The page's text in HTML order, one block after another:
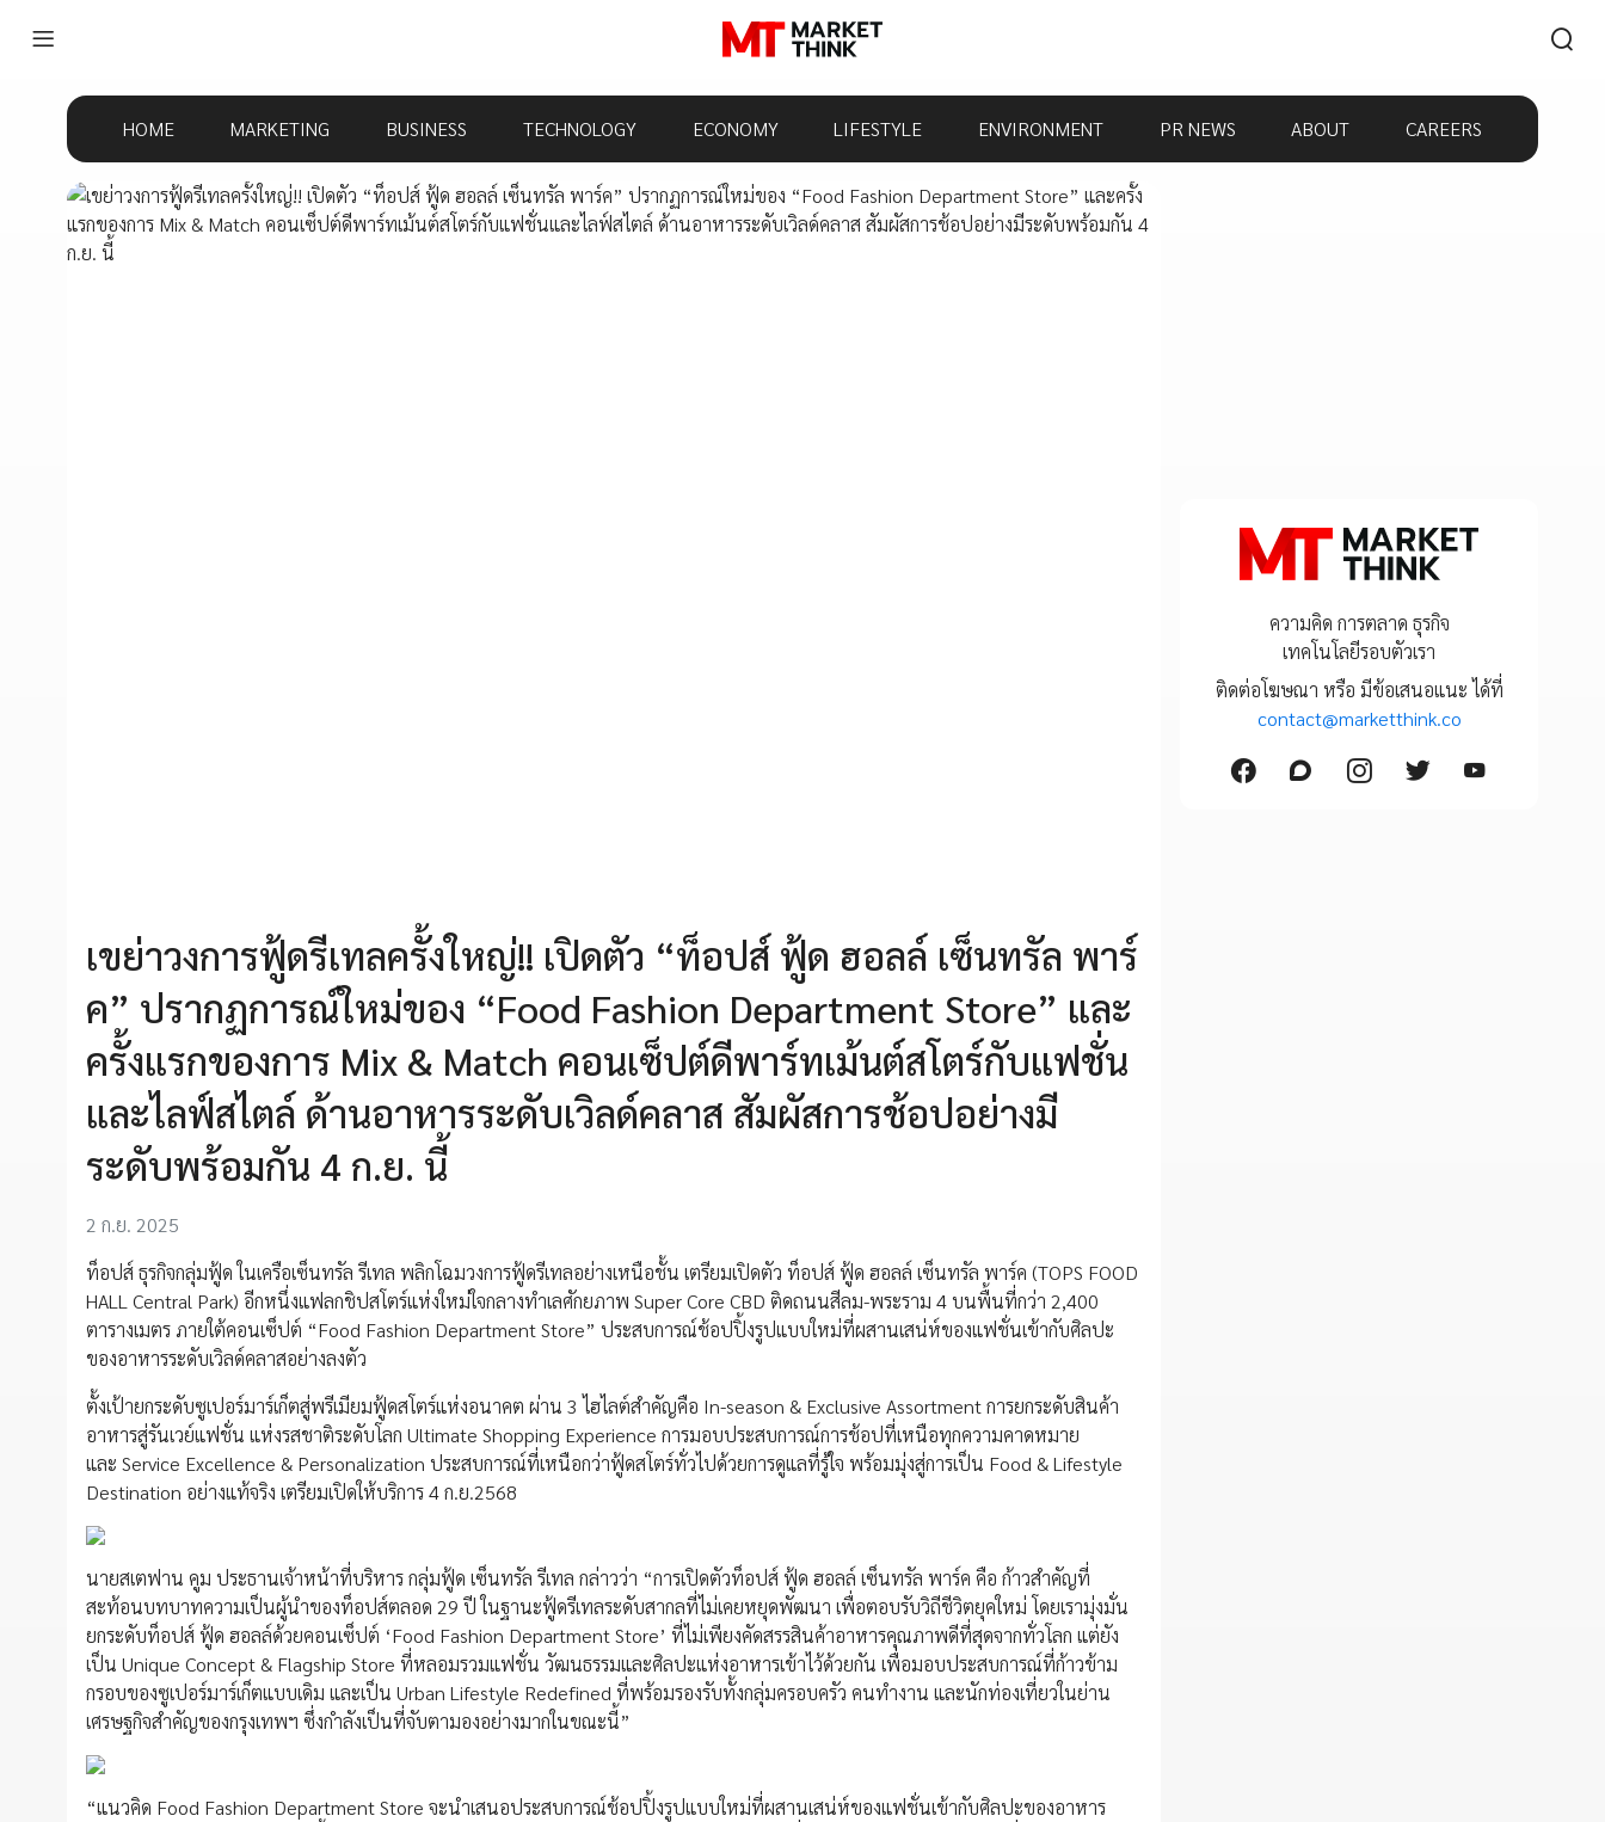
HOME MARKETING BUSINESS TECHNOLOGY ECONOMY LIFESTYLE ENVIRONMENT PR NEWS ABOUT CAREERS
เขย่าวงการฟู้ดรีเทลครั้งใหญ่!! เปิดตัว “ท็อปส์ ฟู้ด ฮอลล์ เซ็นทรัล พาร์
ค” ปรากฏการณ์ใหม่ของ “Food Fashion Department Store” และ
ครั้งแรกของการ Mix & Match คอนเซ็ปต์ดีพาร์ทเม้นต์สโตร์กับแฟชั่น
และไลฟ์สไตล์ ด้านอาหารระดับเวิลด์คลาส สัมผัสการช้อปอย่างมี
ระดับพร้อมกัน 4 ก.ย. นี้
2 ก.ย. 2025
ท็อปส์ ธุรกิจกลุ่มฟู้ด ในเครือเซ็นทรัล รีเทล พลิกโฉมวงการฟู้ดรีเทลอย่างเหนือชั้น เตรียมเปิดตัว ท็อปส์ ฟู้ด ฮอลล์ เซ็นทรัล พาร์ค (TOPS FOOD
HALL Central Park) อีกหนึ่งแฟลกชิปสโตร์แห่งใหม่ใจกลางทำเลศักยภาพ Super Core CBD ติดถนนสีลม-พระราม 4 บนพื้นที่กว่า 2,400
ตารางเมตร ภายใต้คอนเซ็ปต์ “Food Fashion Department Store” ประสบการณ์ช้อปปิ้งรูปแบบใหม่ที่ผสานเสน่ห์ของแฟชั่นเข้ากับศิลปะ
ของอาหารระดับเวิลด์คลาสอย่างลงตัว
ตั้งเป้ายกระดับซูเปอร์มาร์เก็ตสู่พรีเมียมฟู้ดสโตร์แห่งอนาคต ผ่าน 3 ไฮไลต์สำคัญคือ In-season & Exclusive Assortment การยกระดับสินค้า
อาหารสู่รันเวย์แฟชั่น แห่งรสชาติระดับโลก Ultimate Shopping Experience การมอบประสบการณ์การช้อปที่เหนือทุกความคาดหมาย
และ Service Excellence & Personalization ประสบการณ์ที่เหนือกว่าฟู้ดสโตร์ทั่วไปด้วยการดูแลที่รู้ใจ พร้อมมุ่งสู่การเป็น Food & Lifestyle
Destination อย่างแท้จริง เตรียมเปิดให้บริการ 4 ก.ย.2568
นายสเตฟาน คูม ประธานเจ้าหน้าที่บริหาร กลุ่มฟู้ด เซ็นทรัล รีเทล กล่าวว่า “การเปิดตัวท็อปส์ ฟู้ด ฮอลล์ เซ็นทรัล พาร์ค คือ ก้าวสำคัญที่
สะท้อนบทบาทความเป็นผู้นำของท็อปส์ตลอด 29 ปี ในฐานะฟู้ดรีเทลระดับสากลที่ไม่เคยหยุดพัฒนา เพื่อตอบรับวิถีชีวิตยุคใหม่ โดยเรามุ่งมั่น
ยกระดับท็อปส์ ฟู้ด ฮอลล์ด้วยคอนเซ็ปต์ ‘Food Fashion Department Store’ ที่ไม่เพียงคัดสรรสินค้าอาหารคุณภาพดีที่สุดจากทั่วโลก แต่ยัง
เป็น Unique Concept & Flagship Store ที่หลอมรวมแฟชั่น วัฒนธรรมและศิลปะแห่งอาหารเข้าไว้ด้วยกัน เพื่อมอบประสบการณ์ที่ก้าวข้าม
กรอบของซูเปอร์มาร์เก็ตแบบเดิม และเป็น Urban Lifestyle Redefined ที่พร้อมรองรับทั้งกลุ่มครอบครัว คนทำงาน และนักท่องเที่ยวในย่าน
เศรษฐกิจสำคัญของกรุงเทพฯ ซึ่งกำลังเป็นที่จับตามองอย่างมากในขณะนี้”
“แนวคิด Food Fashion Department Store จะนำเสนอประสบการณ์ช้อปปิ้งรูปแบบใหม่ที่ผสานเสน่ห์ของแฟชั่นเข้ากับศิลปะของอาหาร
ความคิด การตลาด ธุรกิจ
เทคโนโลยีรอบตัวเรา
ติดต่อโฆษณา หรือ มีข้อเสนอแนะ ได้ที่
contact@marketthink.co